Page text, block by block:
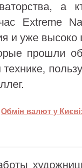
а
Extreme
и уже высоко
прошли
технике,
Обмін валют у